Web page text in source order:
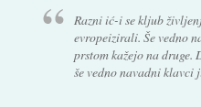
Razni ić-i se kljub
evropeizirali. Še vedno
prstom kažejo na
še vedno navadni klavci